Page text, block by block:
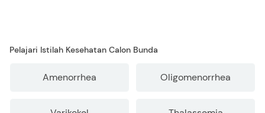
Pelajari Istilah Kesehatan Calon Bunda
Amenorrhea Oligomenorrhea